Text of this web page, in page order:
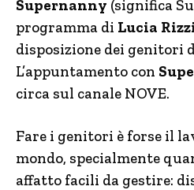
Supernanny (significa
programma di Lucia
disposizione dei genitori
L’appuntamento con
circa sul canale NOVE.
Fare i genitori è forse il
mondo, specialmente
affatto facili da gestire: